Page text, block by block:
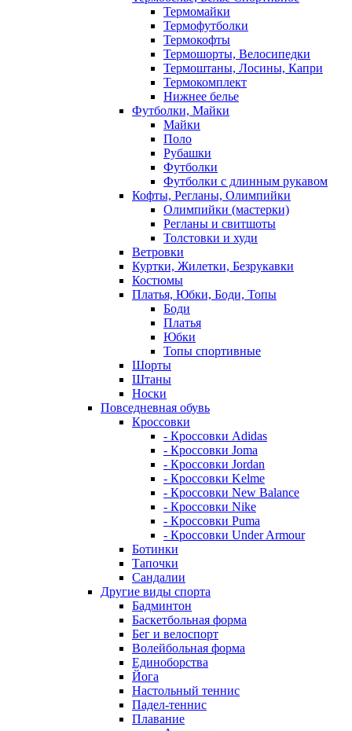
Термомайки
Термофутболки
Термокофты
Термошорты, Велосипедки
Термоштаны, Лосины, Капри
Термокомплект
Нижнее белье
Футболки, Майки
Майки
Поло
Рубашки
Футболки
Футболки с длинным рукавом
Кофты, Регланы, Олимпийки
Олимпийки (мастерки)
Регланы и свитшоты
Толстовки и худи
Ветровки
Куртки, Жилетки, Безрукавки
Костюмы
Платья, Юбки, Боди, Топы
Боди
Платья
Юбки
Топы спортивные
Шорты
Штаны
Носки
Повседневная обувь
Кроссовки
- Кроссовки Adidas
- Кроссовки Joma
- Кроссовки Jordan
- Кроссовки Kelme
- Кроссовки New Balance
- Кроссовки Nike
- Кроссовки Puma
- Кроссовки Under Armour
Ботинки
Тапочки
Сандалии
Другие виды спорта
Бадминтон
Баскетбольная форма
Бег и велоспорт
Волейбольная форма
Единоборства
Йога
Настольный теннис
Падел-теннис
Плавание